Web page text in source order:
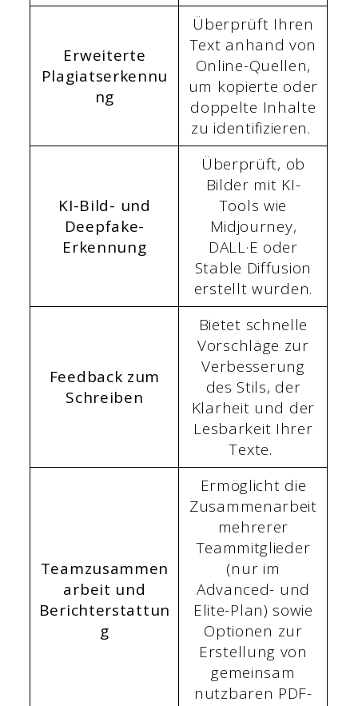
Erweiterte
Plagiatserkennu
ng
Überprüft Ihren
Text anhand von
Online-Quellen,
um kopierte oder
doppelte Inhalte
zu identifizieren.
KI-Bild- und
Deepfake-
Erkennung
Überprüft, ob
Bilder mit KI-
Tools wie
Midjourney,
DALL·E oder
Stable Diffusion
erstellt wurden.
Feedback zum
Schreiben
Bietet schnelle
Vorschläge zur
Verbesserung
des Stils, der
Klarheit und der
Lesbarkeit Ihrer
Texte.
Teamzusammen
arbeit und
Berichterstattun
g
Ermöglicht die
Zusammenarbeit
mehrerer
Teammitglieder
(nur im
Advanced- und
Elite-Plan) sowie
Optionen zur
Erstellung von
gemeinsam
nutzbaren PDF-